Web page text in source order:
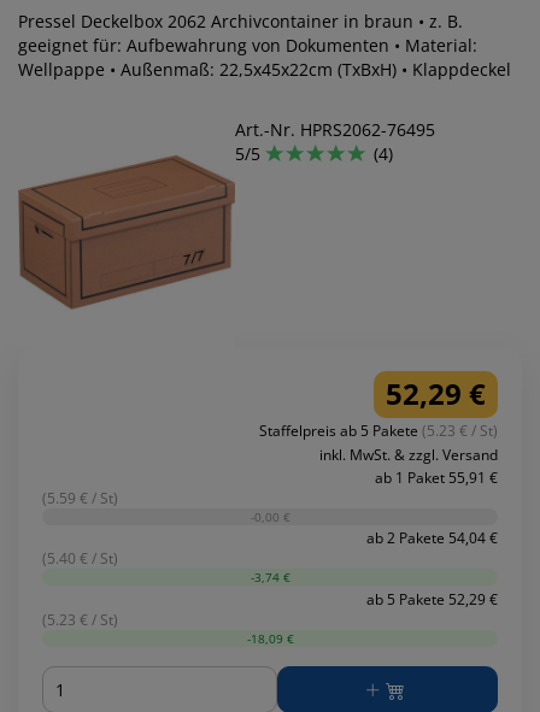
Pressel Deckelbox 2062 Archivcontainer in braun • z. B.
geeignet für: Aufbewahrung von Dokumenten • Material:
Wellpappe • Außenmaß: 22,5x45x22cm (TxBxH) • Klappdeckel
Art.-Nr. HPRS2062-76495
5/5
(4)
52,29 €
Staffelpreis ab 5 Pakete (5.23 € / St)
inkl. MwSt. & zzgl. Versand
ab 1 Paket 55,91 €
(5.59 € / St)
-0,00 €
ab 2 Pakete 54,04 €
(5.40 € / St)
-3,74 €
ab 5 Pakete 52,29 €
(5.23 € / St)
-18,09 €
Menge